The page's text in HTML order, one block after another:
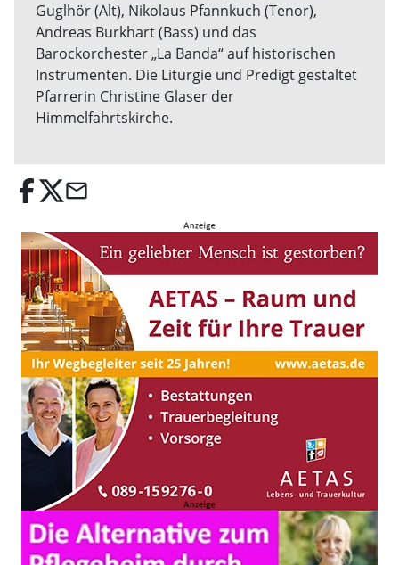
Guglhör (Alt), Nikolaus Pfannkuch (Tenor),
Andreas Burkhart (Bass) und das
Barockorchester „La Banda“ auf historischen
Instrumenten. Die Liturgie und Predigt gestaltet
Pfarrerin Christine Glaser der
Himmelfahrtskirche.
email